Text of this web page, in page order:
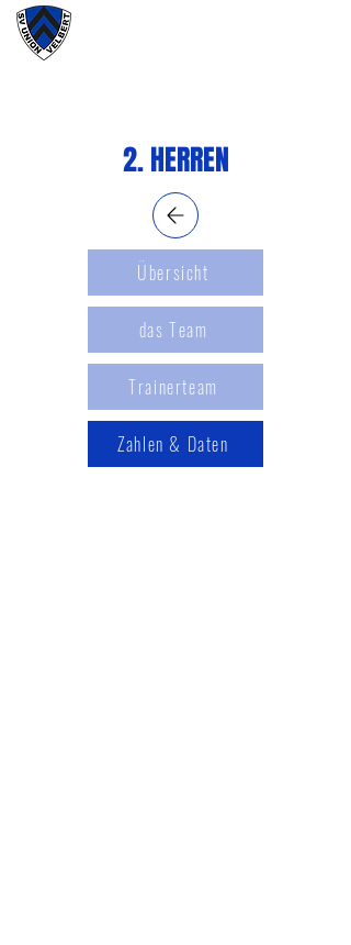
2. HERREN
Übersicht
das Team
Trainerteam
Zahlen & Daten